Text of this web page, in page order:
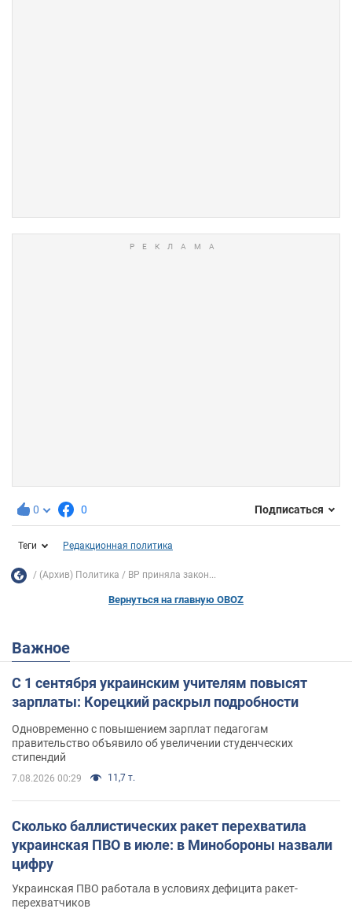
0 0 Подписаться
Теги Редакционная политика
(Архив) Политика ВР приняла закон...
Вернуться на главную OBOZ
Важное
С 1 сентября украинским учителям повысят
зарплаты: Корецкий раскрыл подробности
Одновременно с повышением зарплат педагогам
правительство объявило об увеличении студенческих
стипендий
7.08.2026 00:29 11,7 т.
Сколько баллистических ракет перехватила
украинская ПВО в июле: в Минобороны назвали
цифру
Украинская ПВО работала в условиях дефицита ракет-
перехватчиков